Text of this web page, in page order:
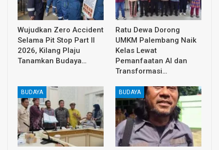
Wujudkan Zero Accident
Selama Pit Stop Part II
2026, Kilang Plaju
Tanamkan Budaya…
Ratu Dewa Dorong
UMKM Palembang Naik
Kelas Lewat
Pemanfaatan AI dan
Transformasi…
BUDAYA BUDAYA